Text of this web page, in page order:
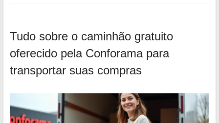
Tudo sobre o caminhão gratuito
oferecido pela Conforama para
transportar suas compras